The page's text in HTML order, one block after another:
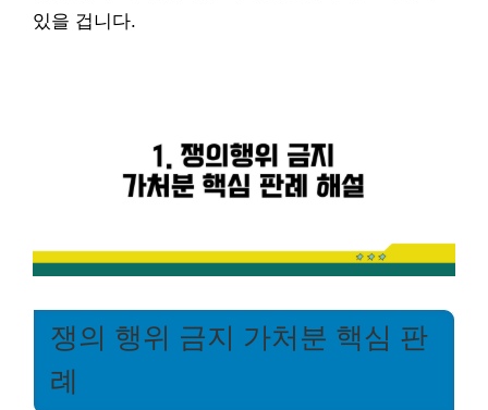
있을 겁니다.
쟁의 행위 금지 가처분 핵심 판
례